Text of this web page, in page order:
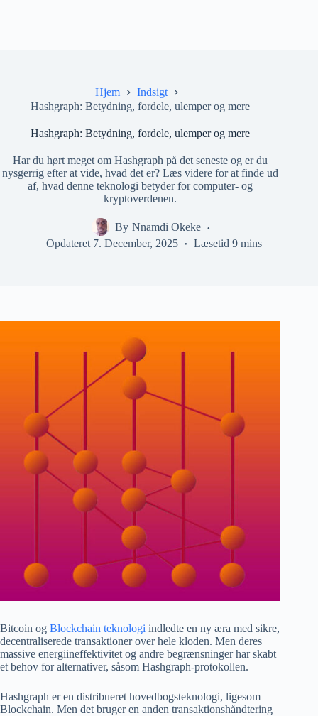
Hjem
Indsigt
Hashgraph: Betydning, fordele, ulemper og mere
Hashgraph: Betydning, fordele, ulemper og mere
Har du hørt meget om Hashgraph på det seneste og er du
nysgerrig efter at vide, hvad det er? Læs videre for at finde ud
af, hvad denne teknologi betyder for computer- og
kryptoverdenen.
By Nnamdi Okeke
Opdateret 7. December, 2025 Læsetid 9 mins
Bitcoin og Blockchain teknologi indledte en ny æra med sikre,
decentraliserede transaktioner over hele kloden. Men deres
massive energiineffektivitet og andre begrænsninger har skabt
et behov for alternativer, såsom Hashgraph-protokollen.
Hashgraph er en distribueret hovedbogsteknologi, ligesom
Blockchain. Men det bruger en anden transaktionshåndtering